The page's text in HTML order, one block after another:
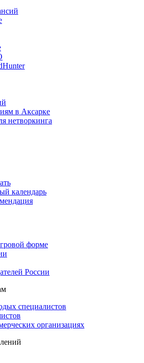
в Аксарке
нетворкинга
календарь
форме
России
специалистов
организациях